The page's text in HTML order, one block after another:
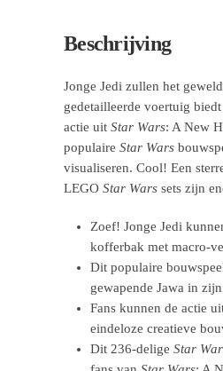
Beschrijving
Jonge Jedi zullen het
gedetailleerde voertuig
actie uit Star Wars: A New
populaire Star Wars
visualiseren. Cool! Een
LEGO Star Wars sets zijn
Zoef! Jonge Jedi
kofferbak met macro-
Dit populaire
gewapende Jawa in
Fans kunnen de actie
eindeloze creatieve
Dit 236-delige Star